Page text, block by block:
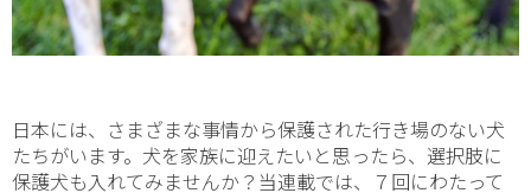
日本には、さまざまな事情から保護された行き場のない犬
たちがいます。犬を家族に迎えたいと思ったら、選択肢に
保護犬も入れてみませんか？当連載では、７回にわたって